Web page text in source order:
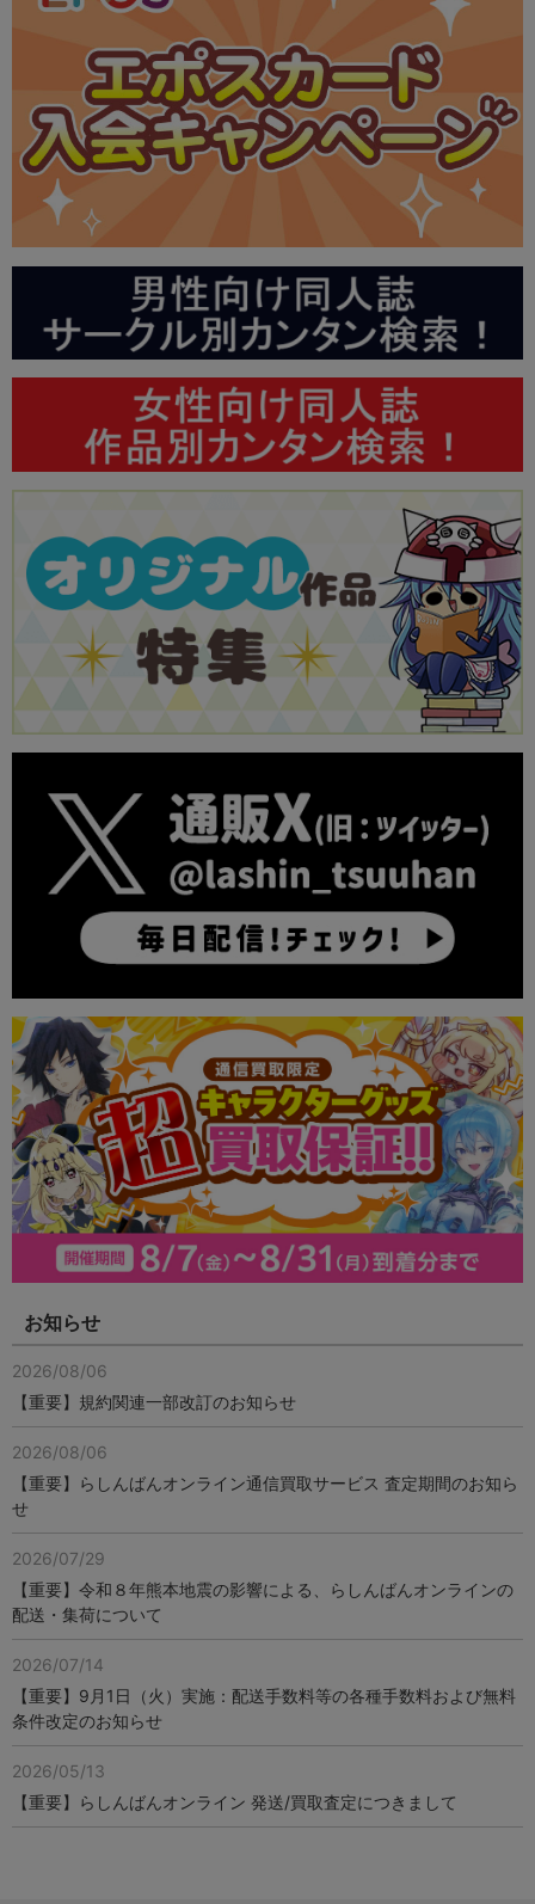
お知らせ
2026/08/06
【重要】規約関連一部改訂のお知らせ
2026/08/06
【重要】らしんばんオンライン通信買取サービス 査定期間のお知ら
せ
2026/07/29
【重要】令和８年熊本地震の影響による、らしんばんオンラインの
配送・集荷について
2026/07/14
【重要】9月1日（火）実施：配送手数料等の各種手数料および無料
条件改定のお知らせ
2026/05/13
【重要】らしんばんオンライン 発送/買取査定につきまして